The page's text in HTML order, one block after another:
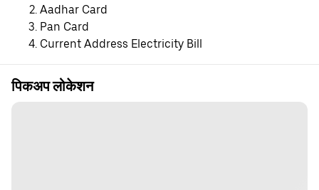
Aadhar Card
Pan Card
Current Address Electricity Bill
पिकअप लोकेशन